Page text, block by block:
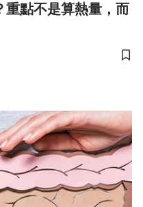
重點不是算熱量，而
儲